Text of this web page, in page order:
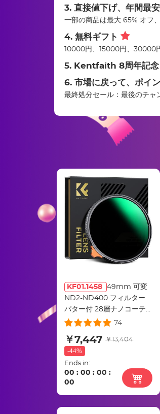
3. 直接値下げ、年間最
一部の商品は最大 65% オフ
4. 無料ギフト
10000円、15000円、30000
5. Kentfaith 8周年記念
6. 市場に戻って、ポイ
最終処分セール：最後のチャ
KF01.1458
49mm 可変
ND2-ND400 フィルター
パター付 28層ナノコーテ
ィングの減光フィルター
74
￥7,447 ￥13,404
-44%
Ends in:
00 :00 :00 :
00